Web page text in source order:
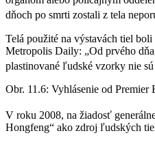
dňoch po smrti zostali z tela
Telá použité na výstavách tiel
Metropolis Daily: „Od prvého
plastinované ľudské vzorky nie
Obr. 11.6: Vyhlásenie od Premier
V roku 2008, na žiadosť
Hongfeng“ ako zdroj ľudských